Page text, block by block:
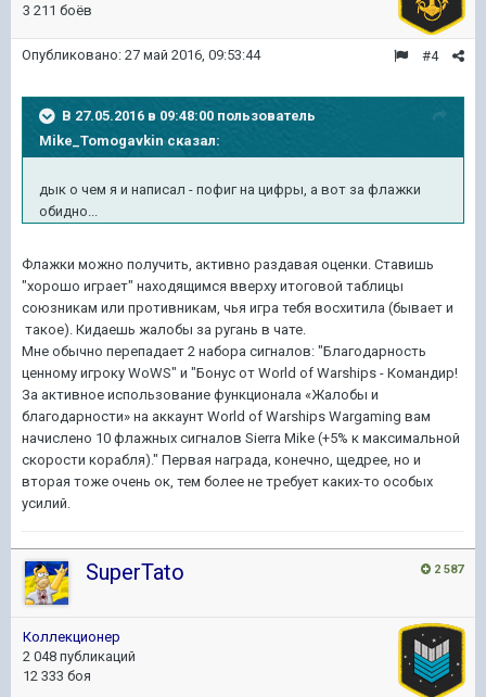
3 211 боёв
#4
Опубликовано: 27 май 2016, 09:53:44
В 27.05.2016 в 09:48:00 пользователь
Mike_Tomogavkin сказал:
дык о чем я и написал - пофиг на цифры, а вот за флажки
обидно...
Флажки можно получить, активно раздавая оценки. Ставишь
"хорошо играет" находящимся вверху итоговой таблицы
союзникам или противникам, чья игра тебя восхитила (бывает и
такое). Кидаешь жалобы за ругань в чате.
Мне обычно перепадает 2 набора сигналов: "Благодарность
ценному игроку WoWS" и "Бонус от World of Warships - Командир!
За активное использование функционала «Жалобы и
благодарности» на аккаунт World of Warships Wargaming вам
начислено 10 флажных сигналов Sierra Mike (+5% к максимальной
скорости корабля)." Первая награда, конечно, щедрее, но и
вторая тоже очень ок, тем более не требует каких-то особых
усилий.
2 587
SuperTato
Коллекционер
2 048 публикаций
12 333 боя